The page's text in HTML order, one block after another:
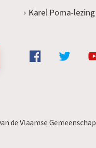
Karel Poma-lezing
de Vlaamse Gemeenschap